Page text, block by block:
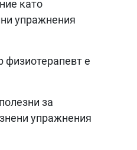
като
упражнения
физиотерапевт е
за
упражнения